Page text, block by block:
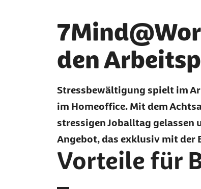
den
Stressbewältigung spielt im
im Homeoffice. Mit dem
stressigen Joballtag gelassen
Angebot, das exklusiv mit der
Vorteile für